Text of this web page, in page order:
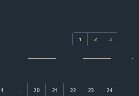
1 2 3
1 … 20 21 22 23 24